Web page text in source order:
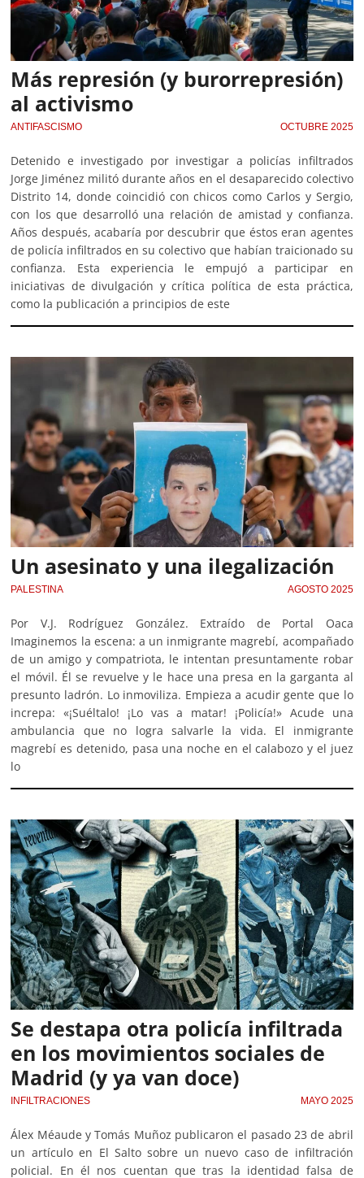
Más represión (y burorrepresión)
al activismo
ANTIFASCISMO OCTUBRE 2025
Detenido e investigado por investigar a policías infiltrados
Jorge Jiménez militó durante años en el desaparecido colectivo
Distrito 14, donde coincidió con chicos como Carlos y Sergio,
con los que desarrolló una relación de amistad y confianza.
Años después, acabaría por descubrir que éstos eran agentes
de policía infiltrados en su colectivo que habían traicionado su
confianza. Esta experiencia le empujó a participar en
iniciativas de divulgación y crítica política de esta práctica,
como la publicación a principios de este
Un asesinato y una ilegalización
PALESTINA AGOSTO 2025
Por V.J. Rodríguez González. Extraído de Portal Oaca
Imaginemos la escena: a un inmigrante magrebí, acompañado
de un amigo y compatriota, le intentan presuntamente robar
el móvil. Él se revuelve y le hace una presa en la garganta al
presunto ladrón. Lo inmoviliza. Empieza a acudir gente que lo
increpa: «¡Suéltalo! ¡Lo vas a matar! ¡Policía!» Acude una
ambulancia que no logra salvarle la vida. El inmigrante
magrebí es detenido, pasa una noche en el calabozo y el juez
lo
Se destapa otra policía infiltrada
en los movimientos sociales de
Madrid (y ya van doce)
INFILTRACIONES MAYO 2025
Álex Méaude y Tomás Muñoz publicaron el pasado 23 de abril
un artículo en El Salto sobre un nuevo caso de infiltración
policial. En él nos cuentan que tras la identidad falsa de